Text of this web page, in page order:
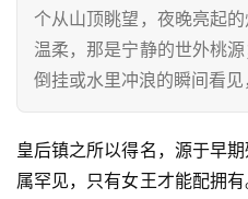
个从山顶眺望，夜晚亮起
温柔，那是宁静的世外桃
倒挂或水里冲浪的瞬间看见
皇后镇之所以得名，源于早
属罕见，只有女王才能配拥